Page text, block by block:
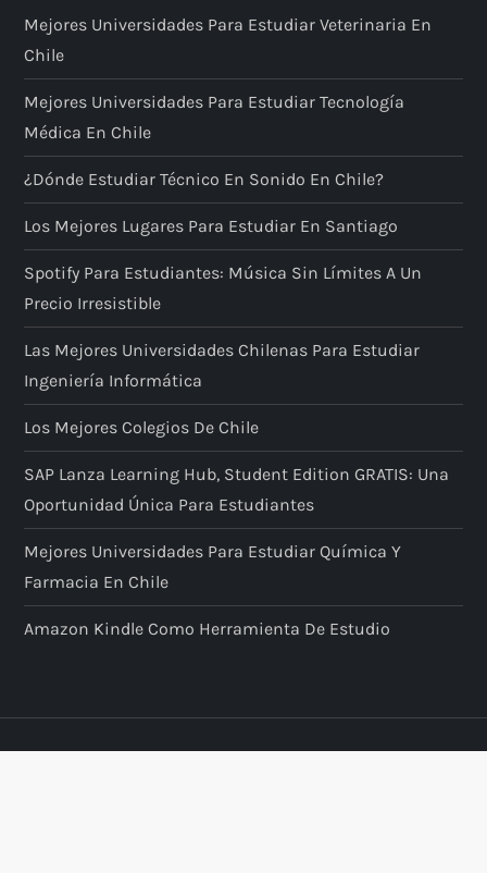
i
ó
n
d
e
e
n
t
r
a
d
a
Mejores Universidades Para Estudiar Veterinaria En
Chile
Mejores Universidades Para Estudiar Tecnología
Médica En Chile
¿Dónde Estudiar Técnico En Sonido En Chile?
Los Mejores Lugares Para Estudiar En Santiago
Spotify Para Estudiantes: Música Sin Límites A Un
Precio Irresistible
Las Mejores Universidades Chilenas Para Estudiar
Ingeniería Informática
Los Mejores Colegios De Chile
SAP Lanza Learning Hub, Student Edition GRATIS: Una
Oportunidad Única Para Estudiantes
Mejores Universidades Para Estudiar Química Y
Farmacia En Chile
Amazon Kindle Como Herramienta De Estudio